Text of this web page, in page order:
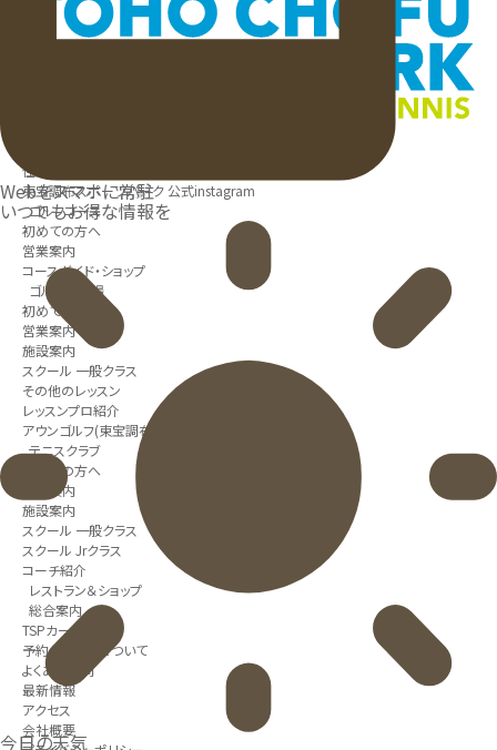
Webをスマホに常駐
いつでもお得な情報を
今日の天気
住所：〒182-0025 東京都調布市多摩川 2-29-1
東宝調布スポーツパーク 公式instagram
ゴルフコース
初めての方へ
営業案内
コースガイド・ショップ
ゴルフ練習場
初めての方へ
営業案内
施設案内
スクール 一般クラス
その他のレッスン
レッスンプロ紹介
アウンゴルフ(東宝調布スポーツパーク校)
テニスクラブ
初めての方へ
営業案内
施設案内
スクール 一般クラス
スクール Jrクラス
コーチ紹介
レストラン＆ショップ
総合案内
TSPカードとは
予約システムについて
よくある質問
最新情報
アクセス
会社概要